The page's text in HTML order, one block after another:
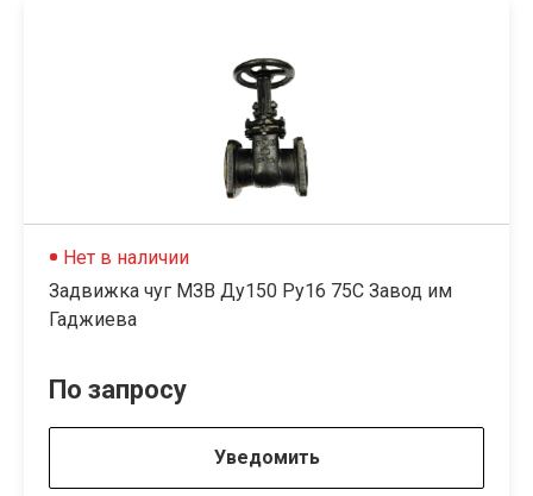
Нет в наличии
Задвижка чуг МЗВ Ду150 Ру16 75C Завод им
Гаджиева
По запросу
Уведомить